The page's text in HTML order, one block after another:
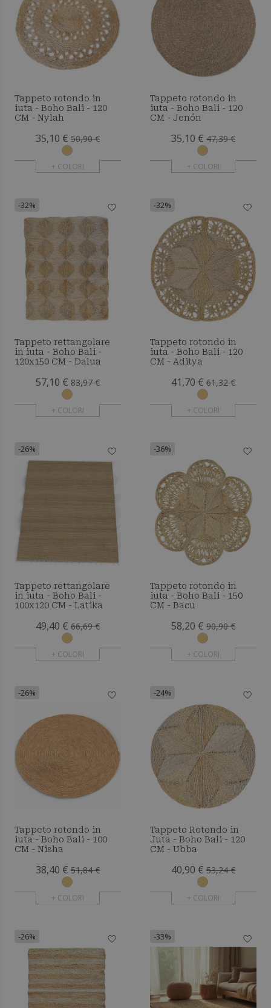
Tappeto rotondo in
iuta - Boho Bali - 120
CM - Nylah
35,10 € 50,90 €
+ COLORI
Tappeto rotondo in
iuta - Boho Bali - 120
CM - Jenón
35,10 € 47,39 €
+ COLORI
-32%
Tappeto rettangolare
in iuta - Boho Bali -
120x150 CM - Dalua
57,10 € 83,97 €
+ COLORI
-32%
Tappeto rotondo in
iuta - Boho Bali - 120
CM - Aditya
41,70 € 61,32 €
+ COLORI
-26%
Tappeto rettangolare
in iuta - Boho Bali -
100x120 CM - Latika
49,40 € 66,69 €
+ COLORI
-36%
Tappeto rotondo in
iuta - Boho Bali - 150
CM - Bacu
58,20 € 90,90 €
+ COLORI
-26%
Tappeto rotondo in
iuta - Boho Bali - 100
CM - Nisha
38,40 € 51,84 €
+ COLORI
-24%
Tappeto Rotondo in
Juta - Boho Bali - 120
CM - Ubba
40,90 € 53,24 €
+ COLORI
-26% -33%